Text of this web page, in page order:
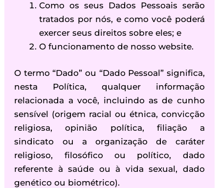
Como os seus Dados Pessoais serão
tratados por nós, e como você poderá
exercer seus direitos sobre eles; e
O funcionamento de nosso website.
O termo “Dado” ou “Dado Pessoal” significa,
nesta Política, qualquer informação
relacionada a você, incluindo as de cunho
sensível (origem racial ou étnica, convicção
religiosa, opinião política, filiação a
sindicato ou a organização de caráter
religioso, filosófico ou político, dado
referente à saúde ou à vida sexual, dado
genético ou biométrico).